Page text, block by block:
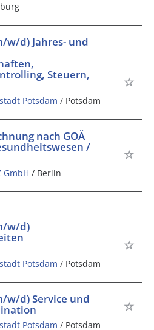
w/d) Jahres- und
Steuern,
Potsdam / Potsdam
nach GOÄ
/
GmbH / Berlin
w/d)
Potsdam / Potsdam
w/d) Service und
Potsdam / Potsdam